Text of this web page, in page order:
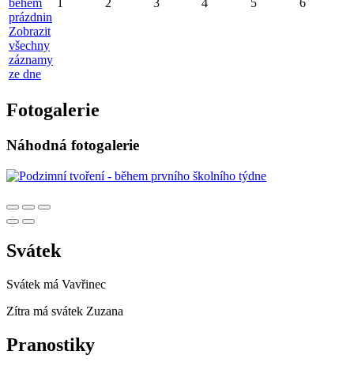
během
prázdnin
Zobrazit
všechny
záznamy
ze dne
1 2 3 4 5 6
Fotogalerie
Náhodná fotogalerie
Svátek
Svátek má Vavřinec
Zítra má svátek Zuzana
Pranostiky